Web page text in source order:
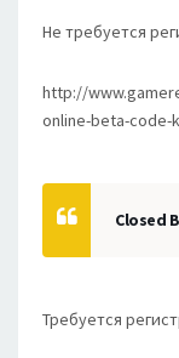
Не требуется
http://
online-beta-code-
Closed
Требуется